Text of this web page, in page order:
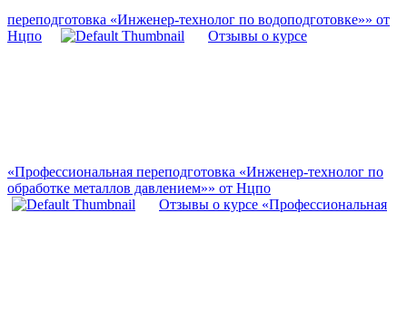
переподготовка «Инженер-технолог по водоподготовке»» от
Нцпо
Отзывы о курсе
«Профессиональная переподготовка «Инженер-технолог по
обработке металлов давлением»» от Нцпо
Отзывы о курсе «Профессиональная